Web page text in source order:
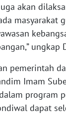
akan
masyarakat
ungkap
pemerintah
Imam
program
dapat